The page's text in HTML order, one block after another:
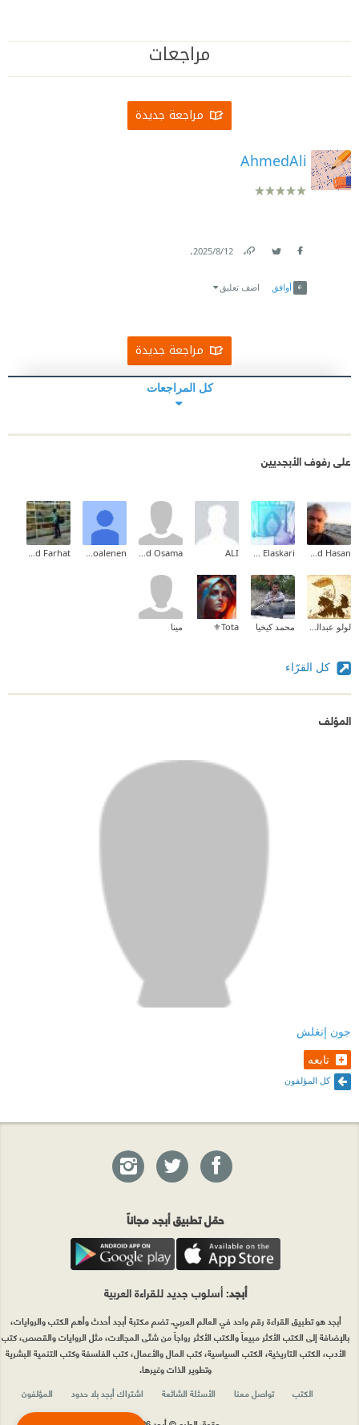
مراجعات
مراجعة جديدة
AhmedAli
12‏/8‏/2025
.
أوافق اضف تعليق
مراجعة جديدة
كل المراجعات
على رفوف الأبجديين
ALI
محمد كيخيا Tota⚜️ مينا
كل القرّاء
المؤلف
جون إنغلش
تابعه
كل المؤلفون
حمّل تطبيق أبجد مجاناً
أبجد: أسلوب جديد للقراءة العربية
أبجد هو تطبيق القراءة رقم واحد في العالم العربي. تضم مكتبة أبجد أحدث وأهم الكتب والروايات،
بالإضافة إلى الكتب الأكثر مبيعاً والكتب الأكثر رواجاً من شتّى المجالات، مثل الروايات والقصص، كتب
الأدب، الكتب التاريخية، الكتب السياسية، كتب المال والأعمال، كتب الفلسفة وكتب التنمية البشرية
وتطوير الذات وغيرها.
الكتب
تواصل معنا الأسئلة الشائعة اشتراك أبجد بلا حدود
المؤلفون